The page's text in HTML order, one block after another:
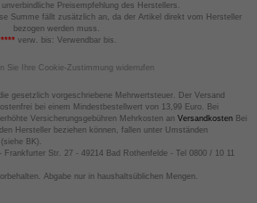
unverbindliche Preisempfehlung des Herstellers.
Summe fällt zusätzlich an, da der Artikel direkt vom Hersteller
bezogen werden muss.
verw. bis: Verwendbar bis.
Sie Ihre Cookie-Zustimmung widerrufen
gesetzlich vorgeschriebene Mehrwertsteuer. Der Versand
bei einem Mindestbestellwert von 13,99 Euro. Bei
Versicherungsgebühren Mehrkosten an VersandkostenBei
Hersteller beziehen können, fallen unter Umständen
BK).
Frankfurter Str. 27 - 49214 Bad Rothenfelde - Tel 0800 / 10 11
Abgabe nur in haushaltsüblichen Mengen.